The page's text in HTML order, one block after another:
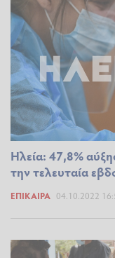
Ηλεία: 47,8%
την τελευταία
ΕΠΊΚΑΙΡΑ 04.10.2022